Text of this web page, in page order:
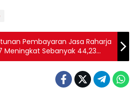
Pembayaran Jasa Raharja
Meningkat Sebanyak 44,23